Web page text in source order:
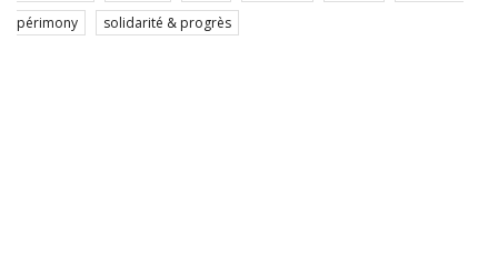
périmony
solidarité & progrès